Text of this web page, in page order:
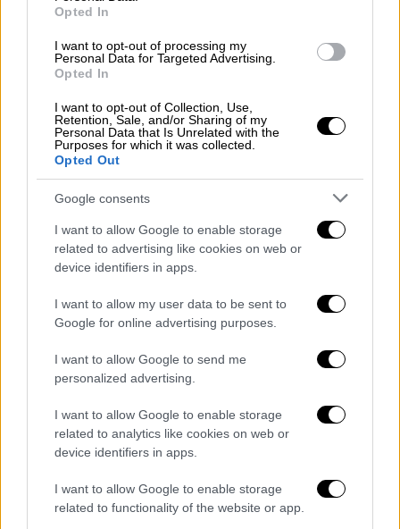
Opted In
I want to opt-out of processing my
Personal Data for Targeted Advertising.
Opted In
I want to opt-out of Collection, Use,
Retention, Sale, and/or Sharing of my
Personal Data that Is Unrelated with the
Purposes for which it was collected.
Opted Out
Google consents
I want to allow Google to enable storage
related to advertising like cookies on web or
device identifiers in apps.
I want to allow my user data to be sent to
Google for online advertising purposes.
I want to allow Google to send me
personalized advertising.
I want to allow Google to enable storage
related to analytics like cookies on web or
device identifiers in apps.
I want to allow Google to enable storage
related to functionality of the website or app.
πλαίσιό μας», δήλωσε στους
διευθύντρια της ένωσης, πριν από την
έναρξη της ακροαματικής συνεδρίασης του
δικαστηρίου.
«Αυτό που έκανε η Meta είναι να φτιάξει ένα
μαζικό προφίλ της συμπεριφοράς όλων των
χρηστών του διαδικτύου και, με βάση αυτό
το μαζικό προφίλ, χωρίς να τους έχει
ενημερώσει γι' αυτό ούτε να έχει πάρει τη
συναίνεση των πολιτών, ο όμιλος πούλησε
διαφήμιση κατά τομείς, αποκομίζοντας έτσι
ένα τεράστιο κέρδος από μια παράνομη, από
κανονιστικής απόψεως, πράξη», επέμεινε.
AMIκατηγορεί τη Meta ότι στο διάστημα
από το Μάιο 2018 ως τον Ιούλιο 2023
παραβίασε τον ευρωπαϊκό κανονισμό για την
προστασία των δεδομένων
χρησιμοποιώντας τα δεδομένα των χρηστών
του Ίντερνετ χωρίς τη συγκατάθεσή τους για
να δημιουργήσει εξατομικευμένα